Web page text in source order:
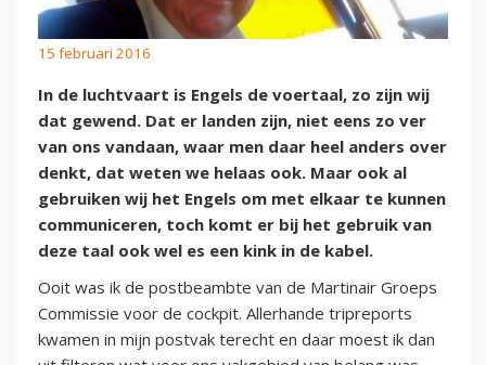
15 februari 2016
In de luchtvaart is Engels de voertaal, zo zijn wij
dat gewend. Dat er landen zijn, niet eens zo ver
van ons vandaan, waar men daar heel anders over
denkt, dat weten we helaas ook. Maar ook al
gebruiken wij het Engels om met elkaar te kunnen
communiceren, toch komt er bij het gebruik van
deze taal ook wel es een kink in de kabel.
Ooit was ik de postbeambte van de Martinair Groeps
Commissie voor de cockpit. Allerhande tripreports
kwamen in mijn postvak terecht en daar moest ik dan